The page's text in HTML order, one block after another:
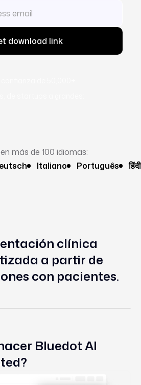
más de 100 idiomas:
Italiano Português हिंदी
clínica
a partir de
con pacientes.
Bluedot AI